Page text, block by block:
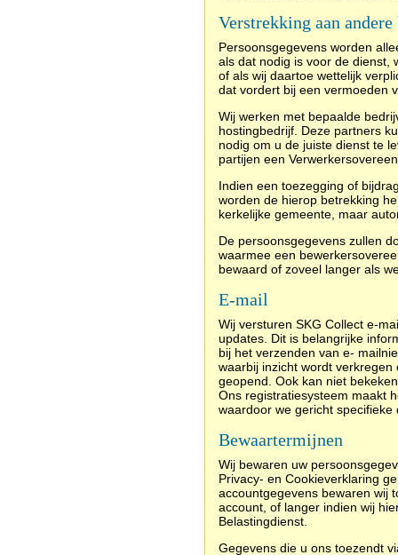
Verstrekking aan
Persoonsgegevens worden
als dat nodig is voor de dienst,
of als wij daartoe wettelijk
dat vordert bij een vermoeden
Wij werken met bepaalde
hostingbedrijf. Deze partners
nodig om u de juiste dienst te
partijen een
Indien een toezegging of
worden de hierop betrekking
kerkelijke gemeente, maar
De persoonsgegevens zullen
waarmee een
bewaard of zoveel langer als
E-mail
Wij versturen SKG Collect e-
updates. Dit is belangrijke
bij het verzenden van e-
waarbij inzicht wordt
geopend. Ook kan niet
Ons registratiesysteem maakt
waardoor we gericht
Bewaartermijnen
Wij bewaren uw
Privacy- en Cookieverklaring
accountgegevens bewaren wij
account, of langer indien wij
Belastingdienst.
Gegevens die u ons toezendt